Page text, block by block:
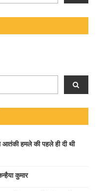
हमले की पहले ही दी थी
कुमार